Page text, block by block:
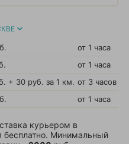
от 1 часа
от 1 часа
+ 30 руб. за 1 км. от 3 часов
от 1 часа
курьером в
бесплатно. Минимальный